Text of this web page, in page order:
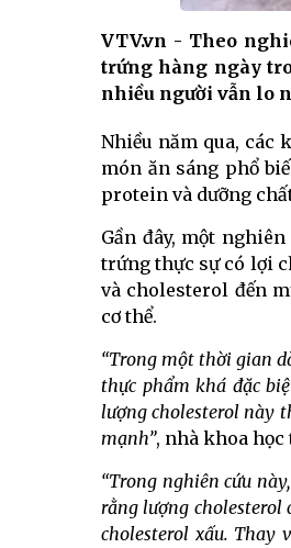
VTV.vn - Theo
trứng hàng ngày
nhiều người vẫn lo
Nhiều năm qua, các
món ăn sáng phổ
protein và dưỡng
Gần đây, một
trứng thực sự có lợi
và cholesterol đến
cơ thể.
“Trong một thời gian
thực phẩm khá đặc
lượng cholesterol này
mạnh”, nhà khoa học
“Trong nghiên cứu
rằng lượng cholesterol
cholesterol xấu. Thay